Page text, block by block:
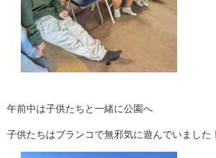
午前中は子供たちと一緒に公園へ
子供たちはブランコで無邪気に遊んでいました